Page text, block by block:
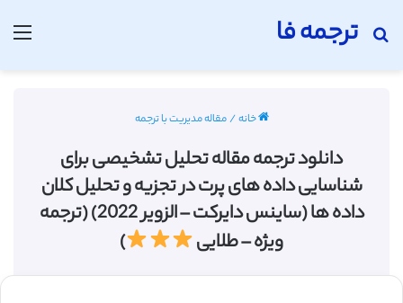
ترجمه فا
جستجو برای
خانه/مقاله مدیریت با ترجمه
دانلود ترجمه مقاله تحلیل تشخیصی برای
شناسایی داده های پرت در تجزیه و تحلیل کلان
داده ها (ساینس دایرکت – الزویر 2022) (ترجمه
ویژه – طلایی
)